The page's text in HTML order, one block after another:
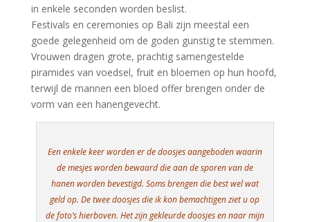
in enkele seconden worden beslist.
Festivals en ceremonies op Bali zijn meestal een
goede gelegenheid om de goden gunstig te stemmen.
Vrouwen dragen grote, prachtig samengestelde
piramides van voedsel, fruit en bloemen op hun hoofd,
terwijl de mannen een bloed offer brengen onder de
vorm van een hanengevecht.
Een enkele keer worden er de doosjes aangeboden waarin
de mesjes worden bewaard die aan de sporen van de
hanen worden bevestigd. Soms brengen die best wel wat
geld op. De twee doosjes die ik kon bemachtigen ziet u op
de foto’s hierboven. Het zijn gekleurde doosjes en naar mijn